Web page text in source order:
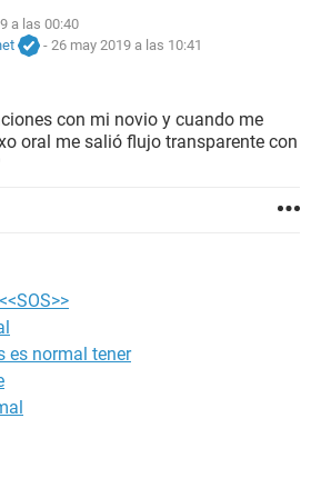
a las 00:40
- 26 may 2019 a las 10:41
con mi novio y cuando me
oral me salió flujo transparente con
es normal tener